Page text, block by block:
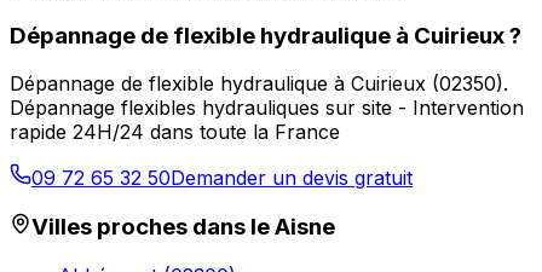
Dépannage de flexible hydraulique à Cuirieux?
Dépannage de flexible hydraulique à Cuirieux (02350).
Dépannage flexibles hydrauliques sur site - Intervention
rapide 24H/24 dans toute la France
09 72 65 32 50Demander un devis gratuit
Villes proches dans leAisne